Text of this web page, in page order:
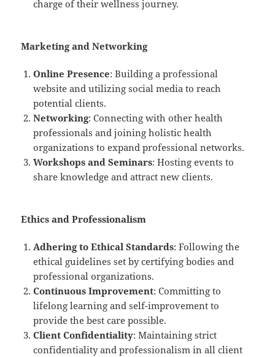
charge of their wellness journey.
Marketing and Networking
Online Presence: Building a professional
website and utilizing social media to reach
potential clients.
Networking: Connecting with other health
professionals and joining holistic health
organizations to expand professional networks.
Workshops and Seminars: Hosting events to
share knowledge and attract new clients.
Ethics and Professionalism
Adhering to Ethical Standards: Following the
ethical guidelines set by certifying bodies and
professional organizations.
Continuous Improvement: Committing to
lifelong learning and self-improvement to
provide the best care possible.
Client Confidentiality: Maintaining strict
confidentiality and professionalism in all client